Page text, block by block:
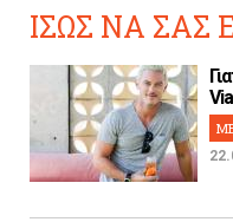
ΙΣΩΣ ΝΑ ΣΑΣ